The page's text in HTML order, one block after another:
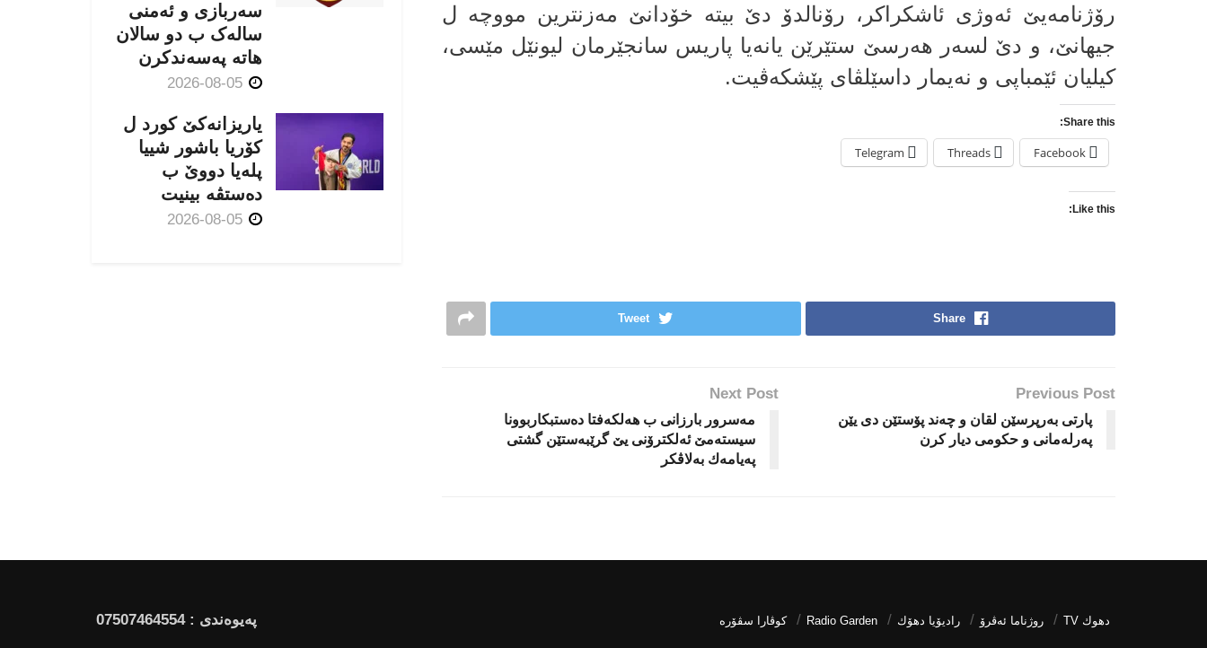
رۆژنامه‌یێ ئه‌وژى ئاشكراكر، رۆنالدۆ دێ بیته‌ خۆدانێ مه‌زنترین مووچه‌ ل
جیهانێ، و دێ لسه‌ر هه‌رسێ ستێرێن یانه‌یا پاریس سانجێرمان لیونێل مێسى،
كیلیان ئێمباپى و نه‌یمار داسێلڤاى پێشكه‌ڤیت.
Share this:
Facebook
Threads
Telegram
Like this:
Share
Tweet
Previous Post
پارتی بەرپرسێن لقان و چەند پۆستێن دی یێن
پەرلەمانی و حکومی دیار كرن
Next Post
مەسرور بارزانی ب هه‌لكه‌فتا دەستبکاربوونا
سیسته‌مێ ئەلکترۆنی یێ گرێبەستێن گشتی
پەیامه‌ك بەلاڤكر
سەربازی و ئەمنی
سالەک ب دو سالان
هاتە پەسەندكرن
یاریزانەكێ کورد ل
کۆریا باشور شییا
پلەیا دووێ ب
دەستڤە بینیت
دھوك TV روژناما ئەڤرۆ رادیۆیا دهۆك Radio Garden كوڤارا سڤۆره‌ پەیوەندی : 07507464554